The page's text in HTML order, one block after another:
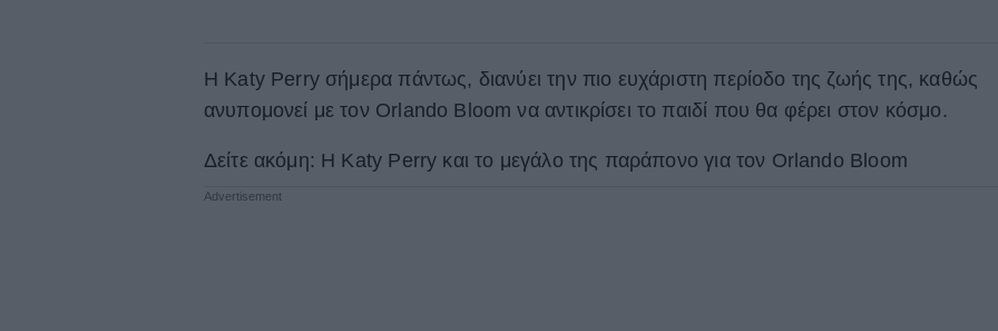
Η Katy Perry σήμερα πάντως, διανύει την πιο ευχάριστη περίοδο της ζωής της, καθώς
ανυπομονεί με τον Orlando Bloom να αντικρίσει το παιδί που θα φέρει στον κόσμο.
Δείτε ακόμη: Η Katy Perry και το μεγάλο της παράπονο για τον Orlando Bloom